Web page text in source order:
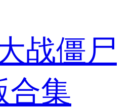
战僵尸
合集